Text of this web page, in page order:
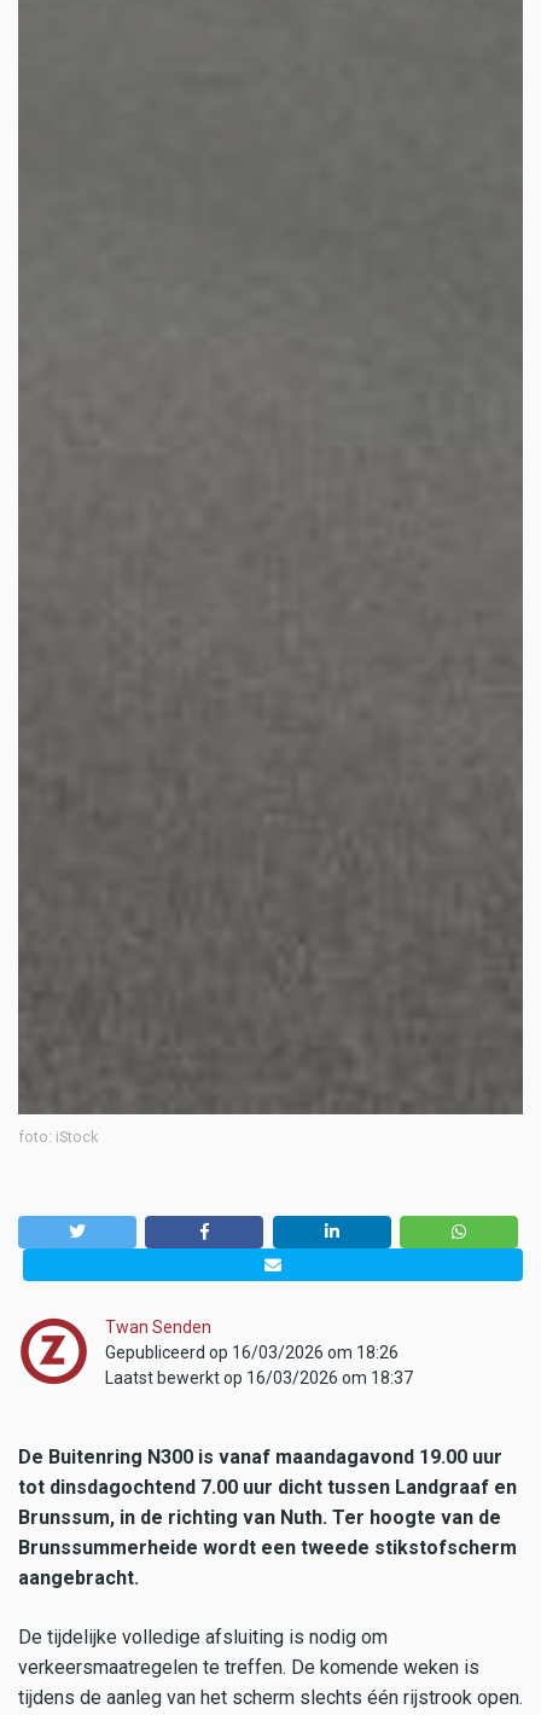
foto: iStock
Twan Senden
Gepubliceerd op 16/03/2026 om 18:26
Laatst bewerkt op 16/03/2026 om 18:37
De Buitenring N300 is vanaf maandagavond 19.00 uur
tot dinsdagochtend 7.00 uur dicht tussen Landgraaf en
Brunssum, in de richting van Nuth. Ter hoogte van de
Brunssummerheide wordt een tweede stikstofscherm
aangebracht.
De tijdelijke volledige afsluiting is nodig om
verkeersmaatregelen te treffen. De komende weken is
tijdens de aanleg van het scherm slechts één rijstrook open.